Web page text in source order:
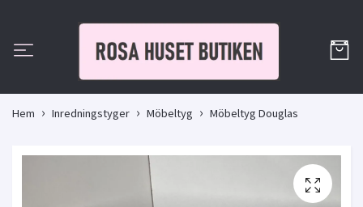
Hem Inredningstyger Möbeltyg Möbeltyg Douglas